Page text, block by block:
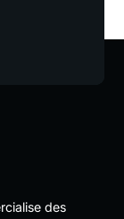
des